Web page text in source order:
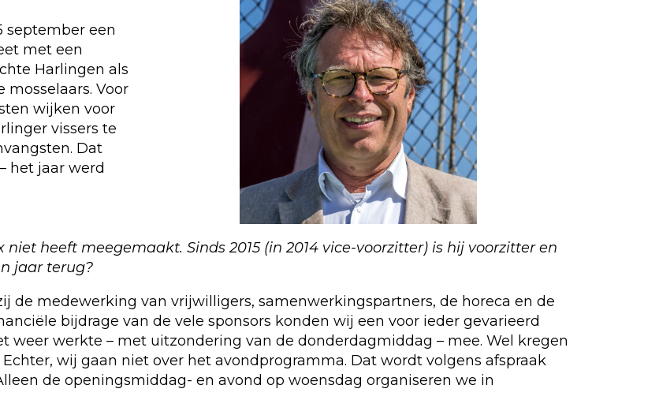
september een
met een
Harlingen als
Voor
wijken voor
vissers te
Dat
het jaar werd
heeft meegemaakt. Sinds 2015 (in 2014 vice-voorzitter) is hij voorzitter en
jaar terug?
de medewerking van vrijwilligers, samenwerkingspartners, de horeca en de
bijdrage van de vele sponsors konden wij een voor ieder gevarieerd
weer werkte – met uitzondering van de donderdagmiddag – mee. Wel kregen
wij gaan niet over het avondprogramma. Dat wordt volgens afspraak
de openingsmiddag- en avond op woensdag organiseren we in